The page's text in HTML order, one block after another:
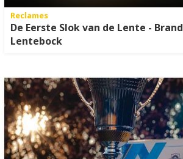
Reclames
De Eerste Slok van de Lente - Brand
Lentebock